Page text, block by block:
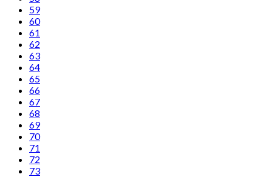
59
60
61
62
63
64
65
66
67
68
69
70
71
72
73